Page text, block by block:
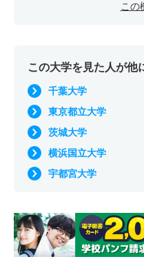
この
この大学を見た人が他
千葉大学
東京都立大学
茨城大学
横浜国立大学
宇都宮大学